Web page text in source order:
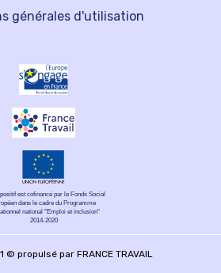
générales d'utilisation
est cofinancé par le Fonds Social
dans le cadre du Programme
national "Emploi et inclusion"
2014-2020
© propulsé par FRANCE TRAVAIL